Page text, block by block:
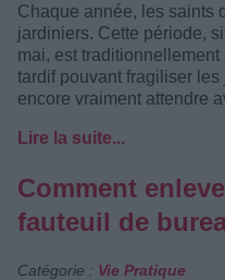
Chaque année, les saints
jardiniers. Cette période,
mai, est
tardif pouvant fragiliser les
encore vraiment attendre
Lire la suite...
Comment
fauteuil de
Catégorie : Vie Pratique